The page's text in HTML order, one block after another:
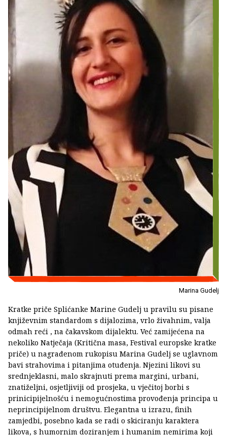
Marina Gudelj
Kratke priče Splićanke Marine Gudelj u pravilu su pisane
književnim standardom s dijalozima, vrlo živahnim, valja
odmah reći , na čakavskom dijalektu. Već zamijećena na
nekoliko Natječaja (Kritična masa, Festival europske kratke
priče) u nagrađenom rukopisu Marina Gudelj se uglavnom
bavi strahovima i pitanjima otuđenja. Njezini likovi su
srednjeklasni, malo skrajnuti prema margini, urbani,
znatiželjni, osjetljiviji od prosjeka, u vječitoj borbi s
prinicipijelnošću i nemogućnostima provođenja principa u
neprincipijelnom društvu. Elegantna u izrazu, finih
zamjedbi, posebno kada se radi o skiciranju karaktera
likova, s humornim doziranjem i humanim nemirima koji